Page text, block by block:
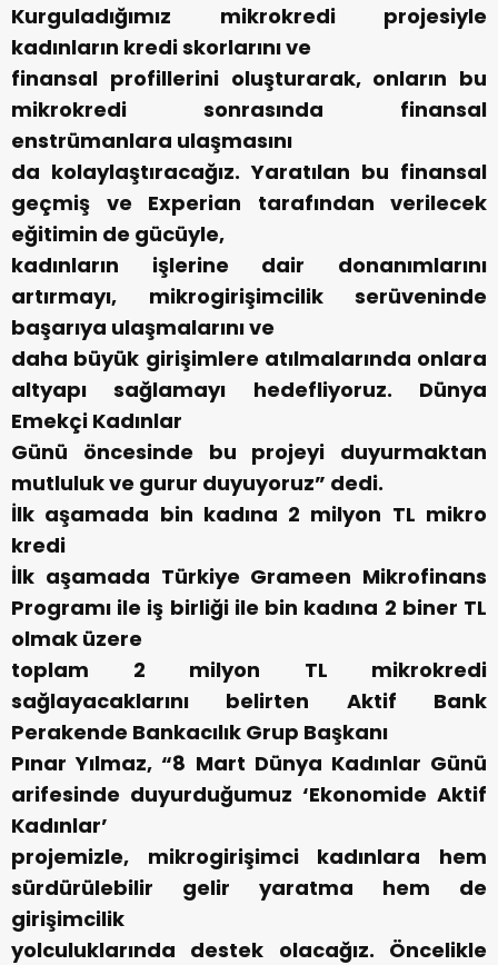
Kurguladığımız mikrokredi projesiyle
kadınların kredi skorlarını ve
finansal profillerini oluşturarak, onların bu
mikrokredi sonrasında finansal
enstrümanlara ulaşmasını
da kolaylaştıracağız. Yaratılan bu finansal
geçmiş ve Experian tarafından verilecek
eğitimin de gücüyle,
kadınların işlerine dair donanımlarını
artırmayı, mikrogirişimcilik serüveninde
başarıya ulaşmalarını ve
daha büyük girişimlere atılmalarında onlara
altyapı sağlamayı hedefliyoruz. Dünya
Emekçi Kadınlar
Günü öncesinde bu projeyi duyurmaktan
mutluluk ve gurur duyuyoruz” dedi.
İlk aşamada bin kadına 2 milyon TL mikro
kredi
İlk aşamada Türkiye Grameen Mikrofinans
Programı ile iş birliği ile bin kadına 2 biner TL
olmak üzere
toplam 2 milyon TL mikrokredi
sağlayacaklarını belirten Aktif Bank
Perakende Bankacılık Grup Başkanı
Pınar Yılmaz, “8 Mart Dünya Kadınlar Günü
arifesinde duyurduğumuz ‘Ekonomide Aktif
Kadınlar’
projemizle, mikrogirişimci kadınlara hem
sürdürülebilir gelir yaratma hem de
girişimcilik
yolculuklarında destek olacağız. Öncelikle